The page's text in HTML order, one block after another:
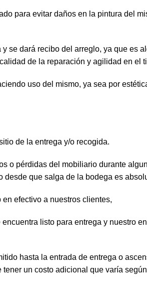
para evitar daños en la pintura del
se dará recibo del arreglo, ya que es
de la reparación y agilidad en el
uso del mismo, ya sea por
de la entrega y/o recogida.
o pérdidas del mobiliario durante
que salga de la bodega es
efectivo a nuestros clientes,
listo para entrega y nuestro
hasta la entrada de entrega o
un costo adicional que varía